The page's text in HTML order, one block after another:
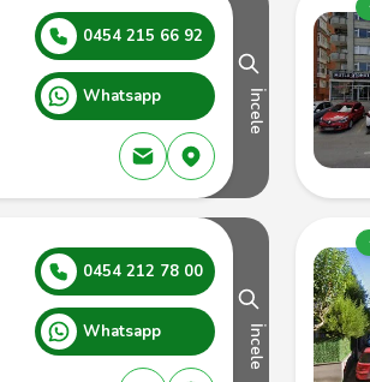
0454 215 66 92
Whatsapp İncele
0454 212 78 00
Whatsapp İncele